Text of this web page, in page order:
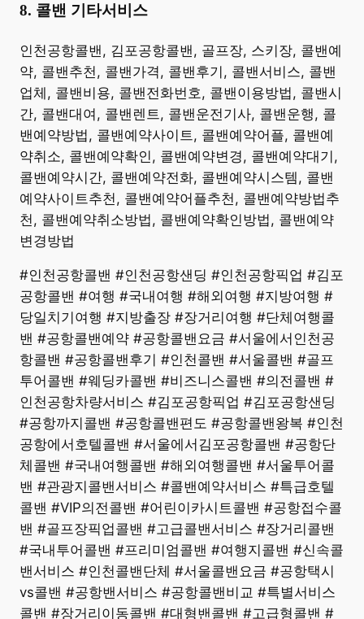
8. 콜밴 기타서비스
​인천공항콜밴, 김포공항콜밴, 골프장, 스키장, 콜밴예
약, 콜밴추천, 콜밴가격, 콜밴후기, 콜밴서비스, 콜밴
업체, 콜밴비용, 콜밴전화번호, 콜밴이용방법, 콜밴시
간, 콜밴대여, 콜밴렌트, 콜밴운전기사, 콜밴운행, 콜
밴예약방법, 콜밴예약사이트, 콜밴예약어플, 콜밴예
약취소, 콜밴예약확인, 콜밴예약변경, 콜밴예약대기,
콜밴예약시간, 콜밴예약전화, 콜밴예약시스템, 콜밴
예약사이트추천, 콜밴예약어플추천, 콜밴예약방법추
천, 콜밴예약취소방법, 콜밴예약확인방법, 콜밴예약
변경방법
#인천공항콜밴 #인천공항샌딩 #인천공항픽업 #김포
공항콜밴 #여행 #국내여행 #해외여행 #지방여행 #
당일치기여행 #지방출장 #장거리여행 #단체여행콜
밴 #공항콜밴예약 #공항콜밴요금 #서울에서인천공
항콜밴 #공항콜밴후기 #인천콜밴 #서울콜밴 #골프
투어콜밴 #웨딩카콜밴 #비즈니스콜밴 #의전콜밴 #
인천공항차량서비스 #김포공항픽업 #김포공항샌딩
#공항까지콜밴 #공항콜밴편도 #공항콜밴왕복 #인천
공항에서호텔콜밴 #서울에서김포공항콜밴 #공항단
체콜밴 #국내여행콜밴 #해외여행콜밴 #서울투어콜
밴 #관광지콜밴서비스 #콜밴예약서비스 #특급호텔
콜밴 #VIP의전콜밴 #어린이카시트콜밴 #공항접수콜
밴 #골프장픽업콜밴 #고급콜밴서비스 #장거리콜밴
#국내투어콜밴 #프리미엄콜밴 #여행지콜밴 #신속콜
밴서비스 #인천콜밴단체 #서울콜밴요금 #공항택시
vs콜밴 #공항밴서비스 #공항콜밴비교 #특별서비스
콜밴 #장거리이동콜밴 #대형밴콜밴 #고급형콜밴 #